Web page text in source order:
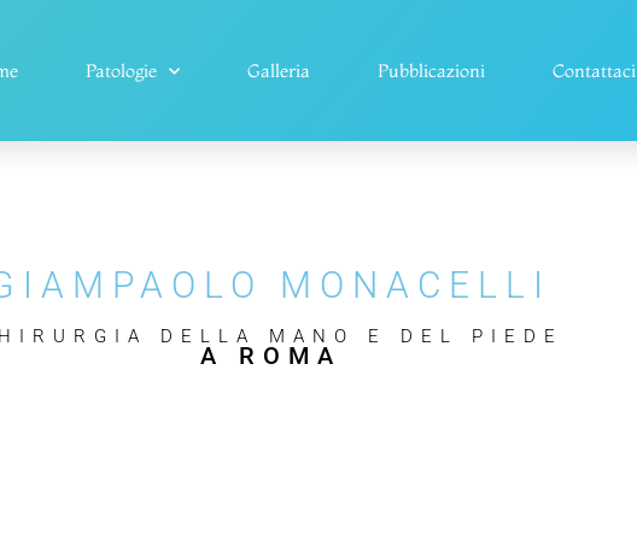
Patologie Galleria Pubblicazioni Contattaci
MONACELLI
DELLA MANO E DEL PIEDE
A ROMA